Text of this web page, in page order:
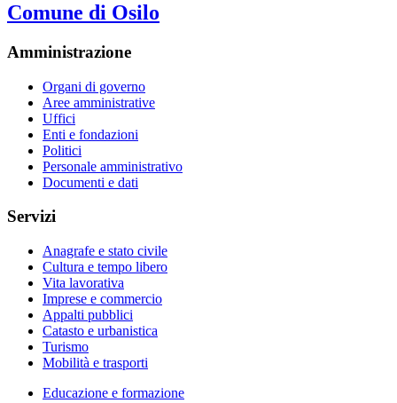
Comune di Osilo
Amministrazione
Organi di governo
Aree amministrative
Uffici
Enti e fondazioni
Politici
Personale amministrativo
Documenti e dati
Servizi
Anagrafe e stato civile
Cultura e tempo libero
Vita lavorativa
Imprese e commercio
Appalti pubblici
Catasto e urbanistica
Turismo
Mobilità e trasporti
Educazione e formazione